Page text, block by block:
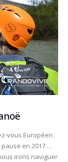
vous Européen
en 2017 …
irons naviguer